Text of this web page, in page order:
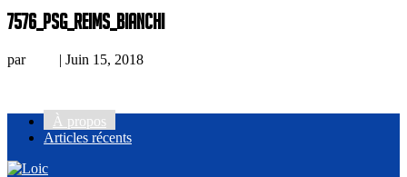
7576_PSG_Reims_Bianchi
par | Juin 15, 2018
À propos
Articles récents